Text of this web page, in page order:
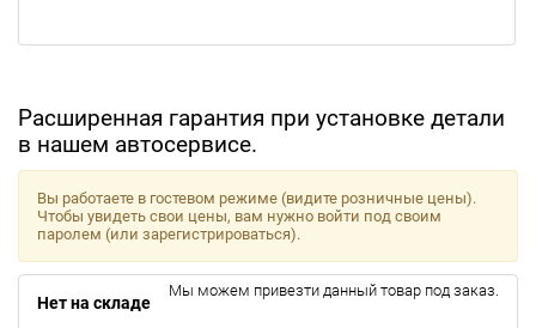
Расширенная гарантия при установке детали
в нашем автосервисе.
Вы работаете в гостевом режиме (видите розничные цены).
Чтобы увидеть свои цены, вам нужно войти под своим
паролем (или зарегистрироваться).
Нет на складе
Мы можем привезти данный товар под заказ.